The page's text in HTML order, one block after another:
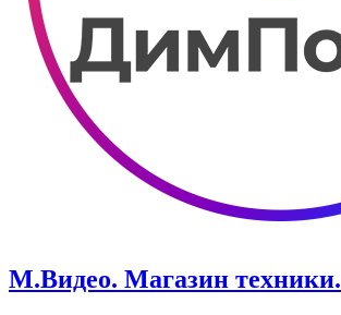
М.Видео. Магазин техники.